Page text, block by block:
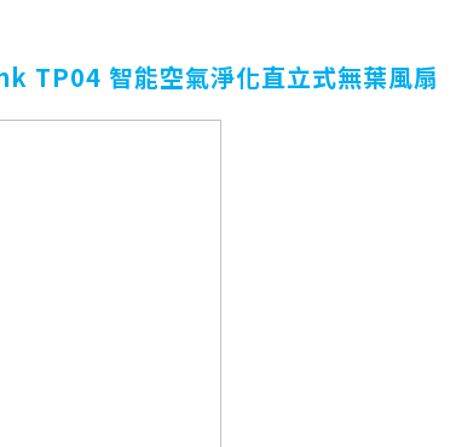
TP04 智能空氣淨化直立式無葉風扇